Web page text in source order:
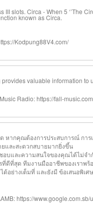
slots. Circa - When 5 ‘’The
known as Circa.
Kodpung88V4.com/
valuable information to
Radio: https://fall-
หากคุณต้องการประสบการณ์ การ
ยและสะดวกสบายมากยิ่งขึ้น
อบและความสนใจของคุณได้ไม่จำ
ที่ดีที่สุด ทีมงานมืออาชีพของเราพ
อย่างเต็มที่ และยังมี ข้อเสนอพิเ
https://